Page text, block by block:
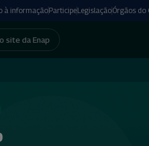
à informaçãoParticipeLegislaçãoÓrgãos do
site da Enap